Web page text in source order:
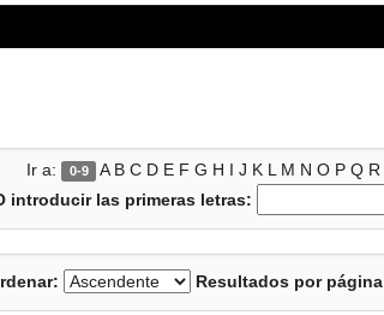
Ir a: 0-9 A B C D E F G H I J K L M N O P Q R
introducir las primeras letras:
Resultados por página